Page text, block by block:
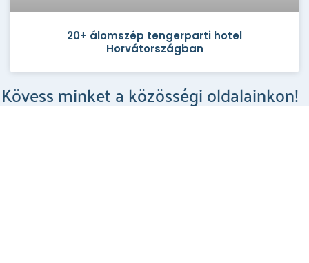
20+ álomszép tengerparti hotel
Horvátországban
Kövess minket a közösségi oldalainkon!